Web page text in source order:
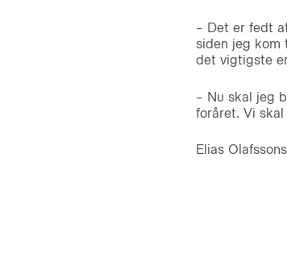
– Det er fedt
siden jeg kom
det vigtigste
– Nu skal jeg
foråret. Vi
Elias